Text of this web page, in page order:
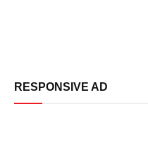
RESPONSIVE AD